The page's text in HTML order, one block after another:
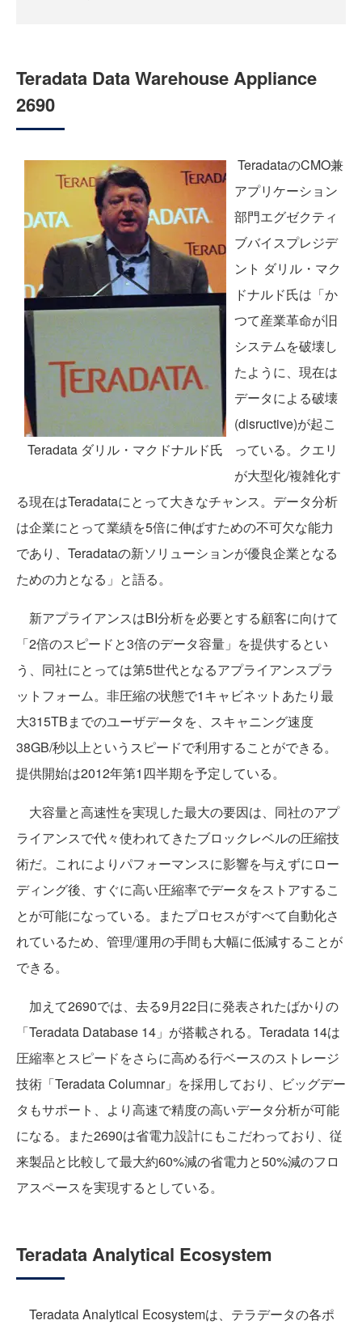
Teradata Data Warehouse Appliance
2690
Teradata ダリル・マクドナルド氏
TeradataのCMO兼
アプリケーション
部門エグゼクティ
ブバイスプレジデ
ント ダリル・マク
ドナルド氏は「か
つて産業革命が旧
システムを破壊し
たように、現在は
データによる破壊
(disructive)が起こ
っている。クエリ
が大型化/複雑化す
る現在はTeradataにとって大きなチャンス。データ分析
は企業にとって業績を5倍に伸ばすための不可欠な能力
であり、Teradataの新ソリューションが優良企業となる
ための力となる」と語る。
新アプライアンスはBI分析を必要とする顧客に向けて
「2倍のスピードと3倍のデータ容量」を提供するとい
う、同社にとっては第5世代となるアプライアンスプラ
ットフォーム。非圧縮の状態で1キャビネットあたり最
大315TBまでのユーザデータを、スキャニング速度
38GB/秒以上というスピードで利用することができる。
提供開始は2012年第1四半期を予定している。
大容量と高速性を実現した最大の要因は、同社のアプ
ライアンスで代々使われてきたブロックレベルの圧縮技
術だ。これによりパフォーマンスに影響を与えずにロー
ディング後、すぐに高い圧縮率でデータをストアするこ
とが可能になっている。またプロセスがすべて自動化さ
れているため、管理/運用の手間も大幅に低減することが
できる。
加えて2690では、去る9月22日に発表されたばかりの
「Teradata Database 14」が搭載される。Teradata 14は
圧縮率とスピードをさらに高める行ベースのストレージ
技術「Teradata Columnar」を採用しており、ビッグデー
タもサポート、より高速で精度の高いデータ分析が可能
になる。また2690は省電力設計にもこだわっており、従
来製品と比較して最大約60%減の省電力と50%減のフロ
アスペースを実現するとしている。
Teradata Analytical Ecosystem
Teradata Analytical Ecosystemは、テラデータの各ポ